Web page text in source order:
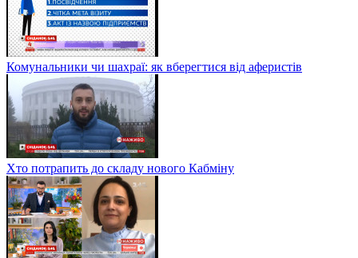
Комунальники чи шахраї: як вберегтися від аферистів
Хто потрапить до складу нового Кабміну